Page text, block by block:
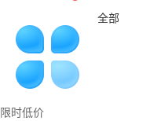
全部
限时低价